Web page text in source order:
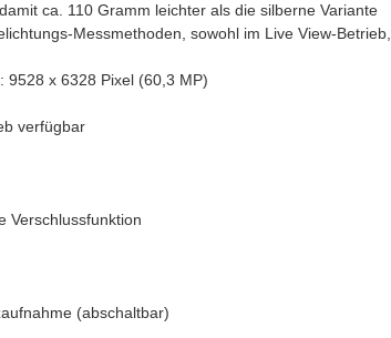
ca. 110 Gramm leichter als die silberne Variante
Messmethoden, sowohl im Live View-Betrieb,
9528 x 6328 Pixel (60,3 MP)
verfügbar
Verschlussfunktion
(abschaltbar)